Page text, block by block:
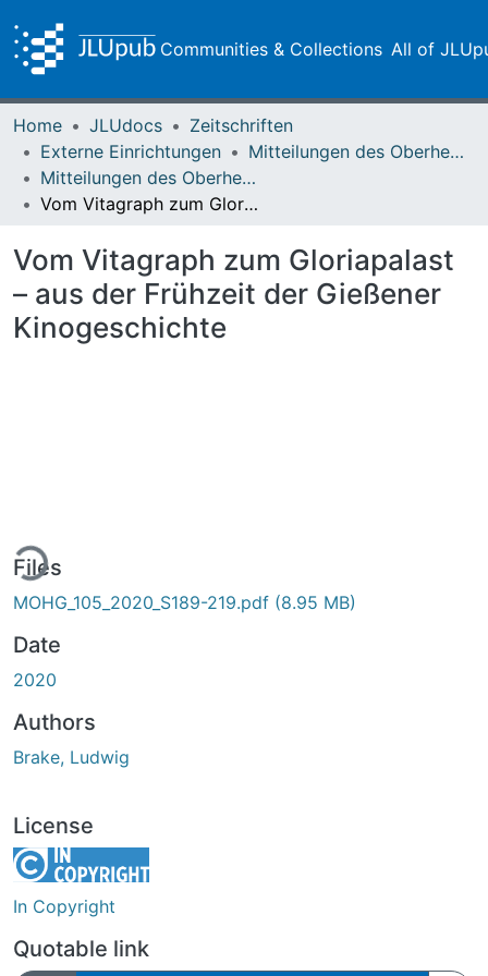
Communities & Collections All of
Home JLUdocs
Zeitschriften
Externe Einrichtungen
Mitteilungen des Oberhessischen Geschichtsvereins Gießen
Mitteilungen des Oberhessischen Geschichtsvereins Gießen Vol. 105 (2020)
Vom Vitagraph zum Gloriapalast – aus der Frühzeit der Gießener Kinogeschichte
Vom Vitagraph zum Gloriapalast
– aus der Frühzeit der Gießener
Kinogeschichte
Files
MOHG_105_2020_S189-219.pdf (8.95 MB)
Date
2020
Authors
Brake, Ludwig
License
In Copyright
Quotable link